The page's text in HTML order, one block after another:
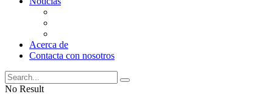
Acerca de
Contacta con nosotros
No Result